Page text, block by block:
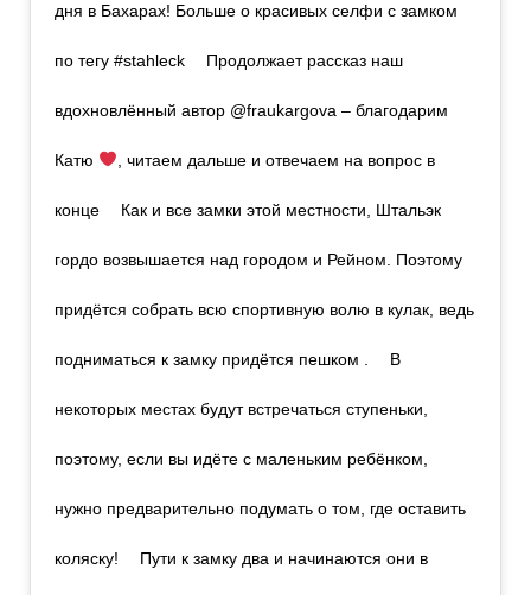
дня в Бахарах! Больше о красивых селфи с замком
по тегу #stahleck ⠀ Продолжает рассказ наш
вдохновлённый автор @fraukargova – благодарим
Катю , читаем дальше и отвечаем на вопрос в
конце ⠀ Как и все замки этой местности, Штальэк
гордо возвышается над городом и Рейном. Поэтому
придётся собрать всю спортивную волю в кулак, ведь
подниматься к замку придётся пешком . ⠀ В
некоторых местах будут встречаться ступеньки,
поэтому, если вы идёте с маленьким ребёнком,
нужно предварительно подумать о том, где оставить
коляску! ⠀ Пути к замку два и начинаются они в